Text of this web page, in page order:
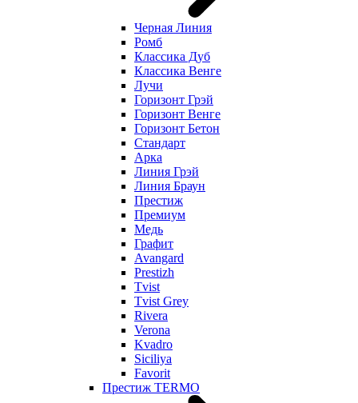
Черная Линия
Ромб
Классика Дуб
Классика Венге
Лучи
Горизонт Грэй
Горизонт Венге
Горизонт Бетон
Стандарт
Арка
Линия Грэй
Линия Браун
Престиж
Премиум
Медь
Графит
Avangard
Prestizh
Tvist
Tvist Grey
Rivera
Verona
Kvadro
Siciliya
Favorit
Престиж TERMO